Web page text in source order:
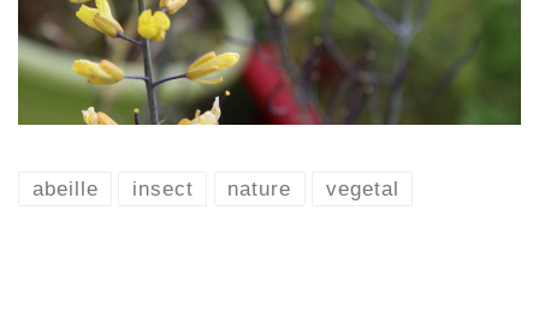
abeille insect nature vegetal